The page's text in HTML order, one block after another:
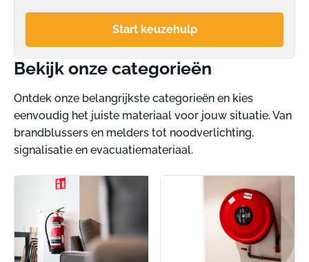
Start keuzehulp
Bekijk onze categorieën
Ontdek onze belangrijkste categorieën en kies
eenvoudig het juiste materiaal voor jouw situatie. Van
brandblussers en melders tot noodverlichting,
signalisatie en evacuatiemateriaal.